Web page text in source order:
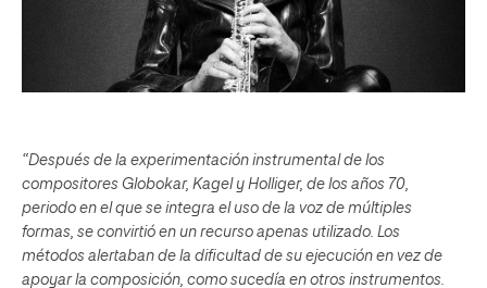
“Después de la experimentación instrumental de los
compositores Globokar, Kagel y Holliger, de los años 70,
periodo en el que se integra el uso de la voz de múltiples
formas, se convirtió en un recurso apenas utilizado. Los
métodos alertaban de la dificultad de su ejecución en vez de
apoyar la composición, como sucedía en otros instrumentos.